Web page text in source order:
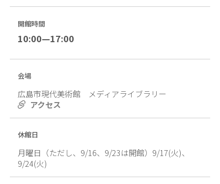
開館時間
10:00—17:00
会場
広島市現代美術館 メディアライブラリー
アクセス
休館日
月曜日（ただし、9/16、9/23は開館）9/17(火)、
9/24(火)